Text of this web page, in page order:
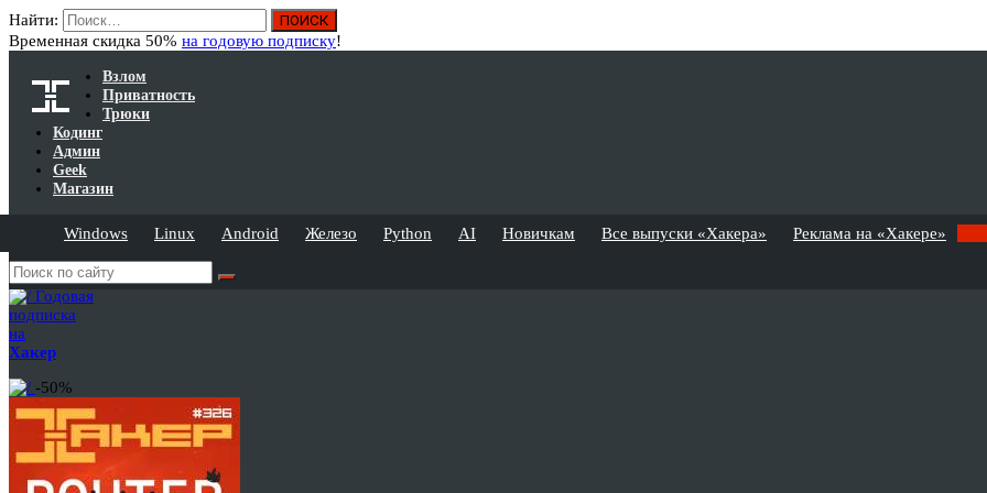
Найти:
Временная скидка 50% на годовую подписку!
Взлом
Приватность
Трюки
Кодинг
Админ
Geek
Магазин
Windows Linux Android Железо Python AI Новичкам Все выпуски «Хакера» Реклама на «Хакере»
Годовая
подписка
на
Хакер
-50%